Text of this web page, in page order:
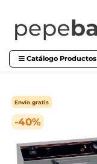
Catálogo Productos
-40%
Envío gratis